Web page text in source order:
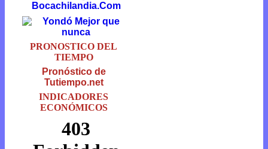
PRONOSTICO DEL
TIEMPO
Pronóstico de
Tutiempo.net
INDICADORES
ECONÓMICOS